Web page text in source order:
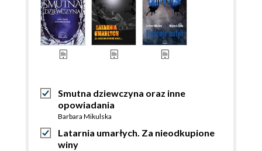
Smutna dziewczyna oraz inne
opowiadania
Barbara Mikulska
Latarnia umarłych. Za nieodkupione
winy